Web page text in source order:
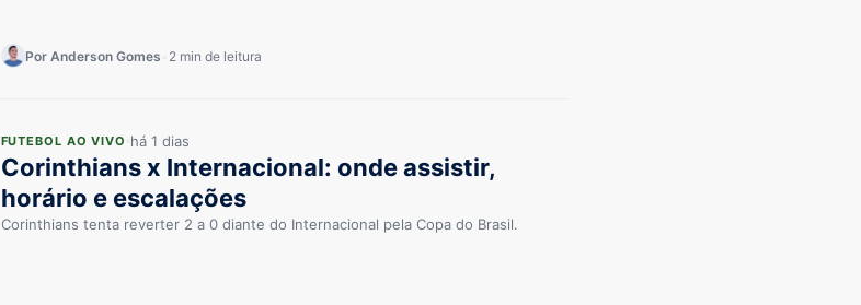
Por Anderson Gomes 2 min de leitura
FUTEBOL AO VIVO há 1 dias
Corinthians x Internacional: onde assistir,
horário e escalações
Corinthians tenta reverter 2 a 0 diante do Internacional pela Copa do Brasil.